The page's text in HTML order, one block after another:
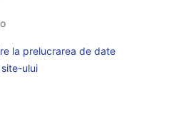
la prelucrarea de date
ului